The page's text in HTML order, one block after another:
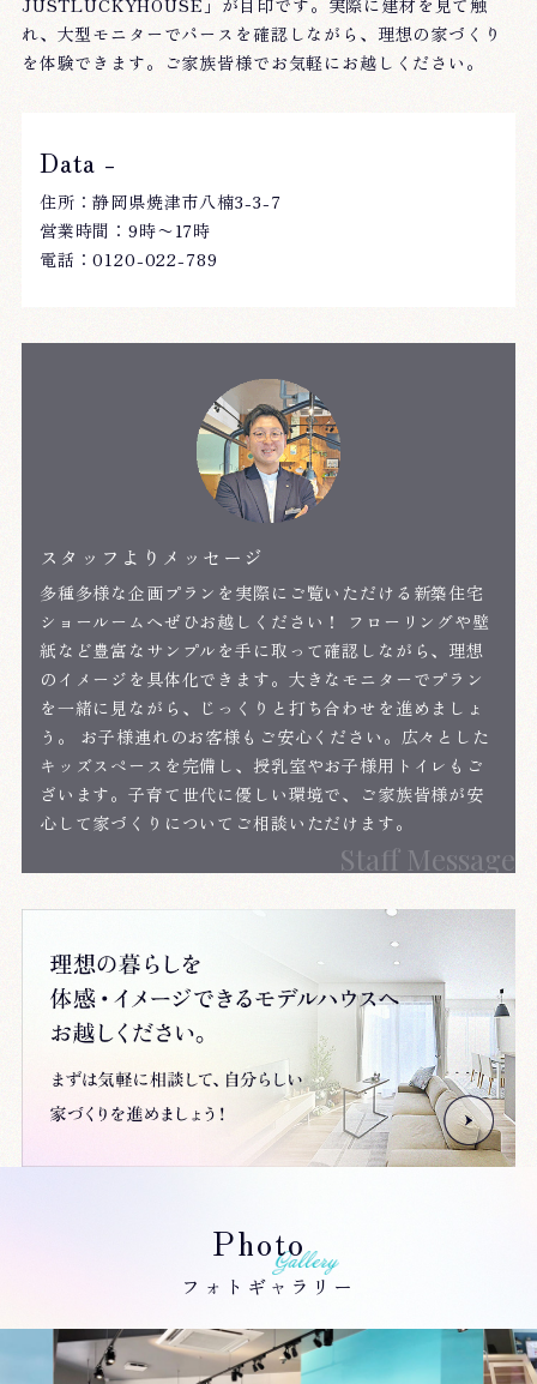
れ、大型モニターでパースを確認しながら、理想の家づくり
を体験できます。ご家族皆様でお気軽にお越しください。
Data -
住所：静岡県焼津市八楠3-3-7
営業時間：9時〜17時
電話：0120-022-789
スタッフよりメッセージ
多種多様な企画プランを実際にご覧いただける新築住宅
ショールームへぜひお越しください！ フローリングや壁
紙など豊富なサンプルを手に取って確認しながら、理想
のイメージを具体化できます。大きなモニターでプラン
を一緒に見ながら、じっくりと打ち合わせを進めましょ
う。 お子様連れのお客様もご安心ください。広々とした
キッズスペースを完備し、授乳室やお子様用トイレもご
ざいます。子育て世代に優しい環境で、ご家族皆様が安
心して家づくりについてご相談いただけます。
Staff Message
Photo
フォトギャラリー